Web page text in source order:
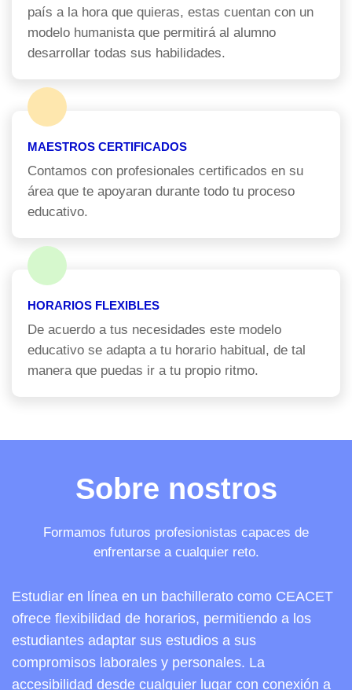
país a la hora que quieras, estas cuentan con un
modelo humanista que permitirá al alumno
desarrollar todas sus habilidades.
MAESTROS CERTIFICADOS
Contamos con profesionales certificados en su
área que te apoyaran durante todo tu proceso
educativo.
HORARIOS FLEXIBLES
De acuerdo a tus necesidades este modelo
educativo se adapta a tu horario habitual, de tal
manera que puedas ir a tu propio ritmo.
Sobre nostros
Formamos futuros profesionistas capaces de
enfrentarse a cualquier reto.
Estudiar en línea en un bachillerato como CEACET
ofrece flexibilidad de horarios, permitiendo a los
estudiantes adaptar sus estudios a sus
compromisos laborales y personales. La
accesibilidad desde cualquier lugar con conexión a